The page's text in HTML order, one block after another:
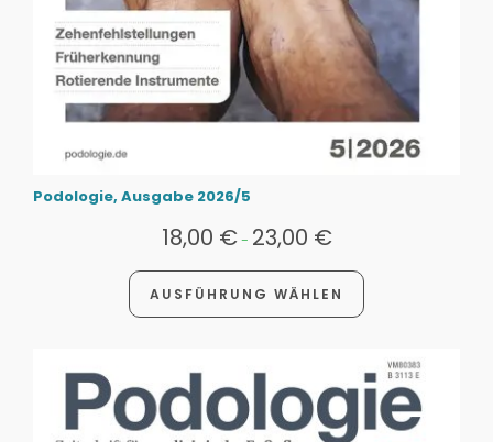
Podologie, Ausgabe 2026/5
18,00 €- 23,00 €
AUSFÜHRUNG WÄHLEN